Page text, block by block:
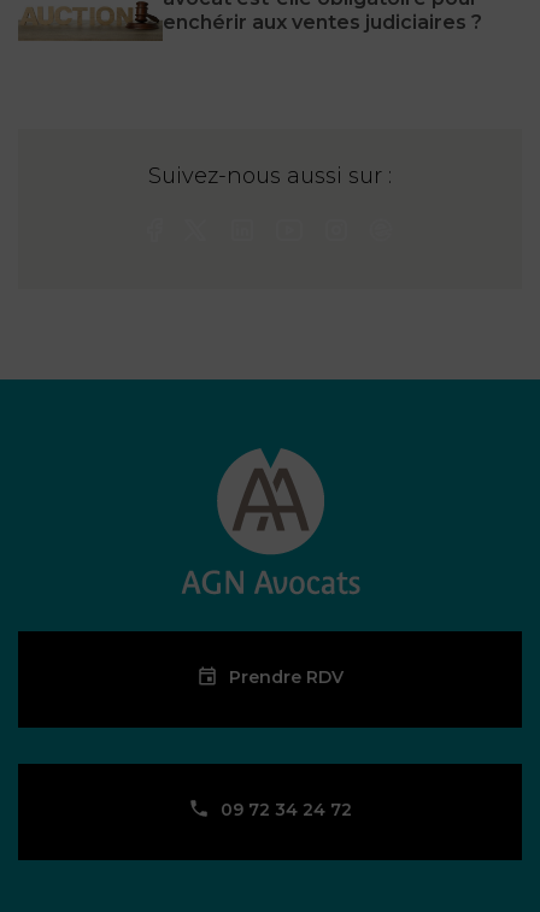
enchérir aux ventes judiciaires ?
Suivez-nous aussi sur :
Prendre RDV
09 72 34 24 72